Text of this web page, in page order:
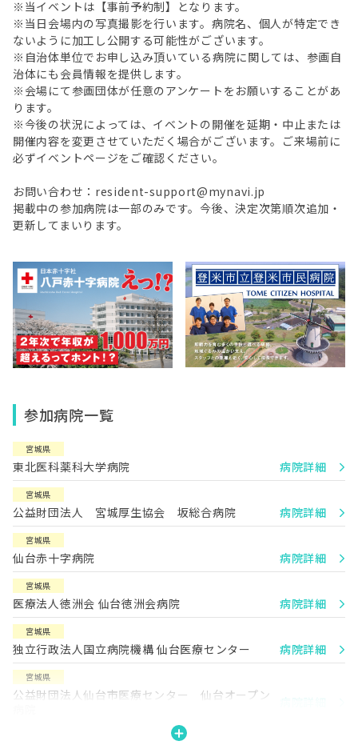
※当イベントは【事前予約制】となります。
※当日会場内の写真撮影を行います。病院名、個人が特定でき
ないように加工し公開する可能性がございます。
※自治体単位でお申し込み頂いている病院に関しては、参画自
治体にも会員情報を提供します。
※会場にて参画団体が任意のアンケートをお願いすることがあ
ります。
※今後の状況によっては、イベントの開催を延期・中止または
開催内容を変更させていただく場合がございます。ご来場前に
必ずイベントページをご確認ください。
お問い合わせ：resident-support@mynavi.jp
掲載中の参加病院は一部のみです。今後、決定次第順次追加・
更新してまいります。
参加病院一覧
宮城県
東北医科薬科大学病院 病院詳細
宮城県
公益財団法人 宮城厚生協会 坂総合病院 病院詳細
宮城県
仙台赤十字病院 病院詳細
宮城県
医療法人徳洲会 仙台徳洲会病院 病院詳細
宮城県
独立行政法人国立病院機構 仙台医療センター 病院詳細
宮城県
公益財団法人仙台市医療センター 仙台オープン
病院詳細